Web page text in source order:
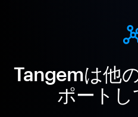
Tangemは他
ポート